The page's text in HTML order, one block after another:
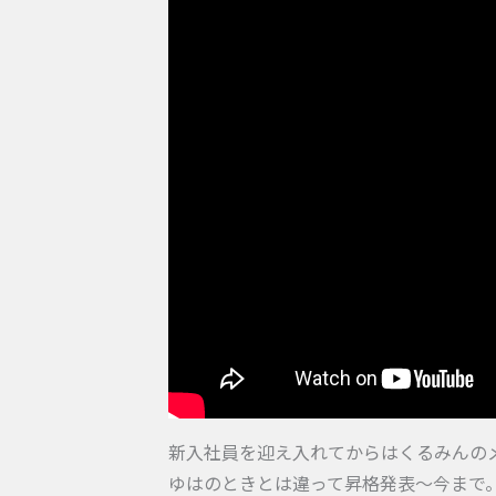
新入社員を迎え入れてからはくるみんの
ゆはのときとは違って昇格発表〜今まで。